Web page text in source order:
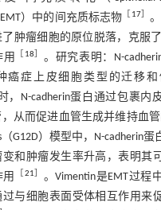
）中的间充质标志物
17］
肿瘤细胞的原位脱落，克服了
用
18
。研究表明：N-
癌症上皮细胞类型的迁移和
，N-cadherin蛋白通过包裹内
从而促进血管生成并维持血
（G12D）模型中，N-cadherin蛋
变和肿瘤发生率升高，表明其
21
。Vimentin是EMT过程
过与细胞表面受体相互作用来